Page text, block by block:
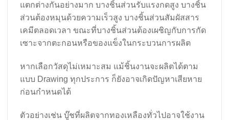
แตกต่างกันอย่างมาก บางชิ้นส่วนรับแรงกดสูง บางชิ้น
ส่วนต้องหมุนด้วยความเร็วสูง บางชิ้นส่วนสัมผัสสาร
เคมีตลอดเวลา ขณะที่บางชิ้นส่วนต้องเผชิญกับการกัด
เซาะจากตะกอนหรือของแข็งในกระบวนการผลิต
หากเลือกวัสดุไม่เหมาะสม แม้ชิ้นงานจะผลิตได้ตาม
แบบ Drawing ทุกประการ ก็ยังอาจเกิดปัญหาเสียหาย
ก่อนกำหนดได้
ตัวอย่างเช่น บู๊ชที่ผลิตจากทองเหลืองทั่วไปอาจใช้งาน